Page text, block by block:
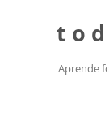
t o d
Aprende